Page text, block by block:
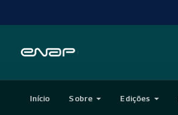
Início Sobre Edições